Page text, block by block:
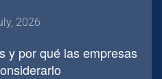
2026
y por qué las empresas